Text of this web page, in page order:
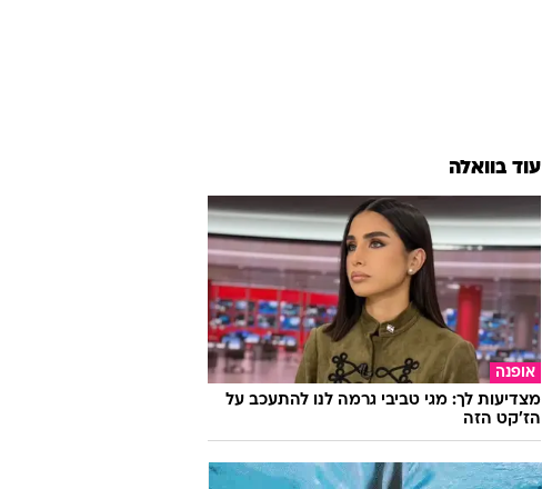
עוד בוואלה
אופנה
מצדיעות לך: מגי טביבי גרמה לנו להתעכב על
הז'קט הזה